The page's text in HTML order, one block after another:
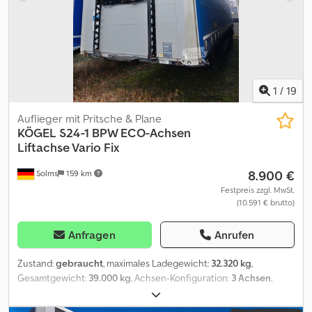
Bundesgebiet auf Anfrage Öffnungszeiten : Montag bis
Donnerstag von 9:00-17:00 Uhr Freitag von 9:00Uhr-14:00Uhr und
nach Vereinbarung!!!
1 / 19
Solms 159 km
Auflieger mit Pritsche & Plane
KÖGEL S24-1 BPW ECO-Achsen
Liftachse Vario Fix
8.900 €
Festpreis zzgl. MwSt.
(10.591 € brutto)
Anfragen Anrufen
Zustand:gebraucht, maximales Ladegewicht: 32.320 kg,
Gesamtgewicht: 39.000 kg, Achsen-Konfiguration: 3 Achsen,
, Laderaumlänge:
Laderaumbreite:2.480 mm, Gesamtbreite:2.550 mm,